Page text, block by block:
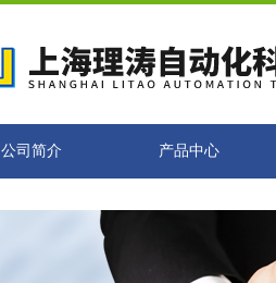
公司简介 产品中心